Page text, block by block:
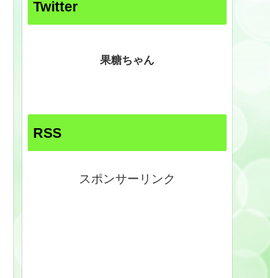
Twitter
果糖ちゃん
RSS
スポンサーリンク